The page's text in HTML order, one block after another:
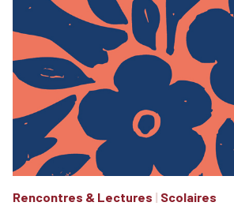
Rencontres & Lectures | Scolaires